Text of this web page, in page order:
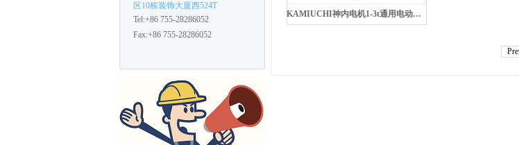
区10栋装饰大厦西524T
Tel:+86 755-28286052
Fax:+86 755-28286052
KAMIUCHI神内电机1-3t通用电动葫芦